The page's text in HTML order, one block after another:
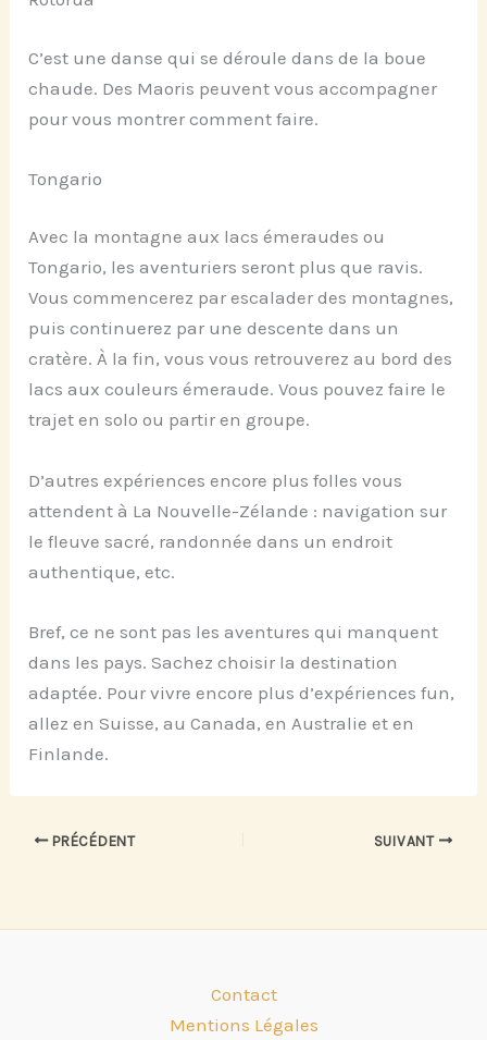
C’est une danse qui se déroule dans de la boue
chaude. Des Maoris peuvent vous accompagner
pour vous montrer comment faire.
Tongario
Avec la montagne aux lacs émeraudes ou
Tongario, les aventuriers seront plus que ravis.
Vous commencerez par escalader des montagnes,
puis continuerez par une descente dans un
cratère. À la fin, vous vous retrouverez au bord des
lacs aux couleurs émeraude. Vous pouvez faire le
trajet en solo ou partir en groupe.
D’autres expériences encore plus folles vous
attendent à La Nouvelle-Zélande : navigation sur
le fleuve sacré, randonnée dans un endroit
authentique, etc.
Bref, ce ne sont pas les aventures qui manquent
dans les pays. Sachez choisir la destination
adaptée. Pour vivre encore plus d’expériences fun,
allez en Suisse, au Canada, en Australie et en
Finlande.
PRÉCÉDENT SUIVANT
Contact
Mentions Légales